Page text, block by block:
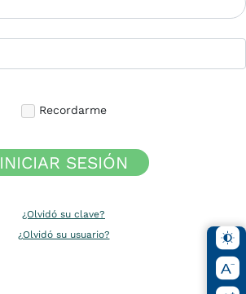
Recordarme
INICIAR SESIÓN
¿Olvidó su clave?
¿Olvidó su usuario?